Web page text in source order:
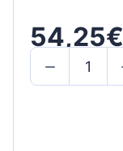
54,25€